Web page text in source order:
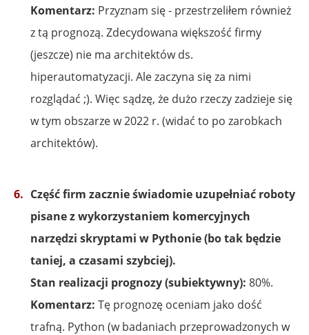
Komentarz: Przyznam się - przestrzeliłem również
z tą prognozą. Zdecydowana większość firmy
(jeszcze) nie ma architektów ds.
hiperautomatyzacji. Ale zaczyna się za nimi
rozglądać ;). Więc sądzę, że dużo rzeczy zadzieje się
w tym obszarze w 2022 r. (widać to po zarobkach
architektów).
Część firm zacznie świadomie uzupełniać roboty
pisane z wykorzystaniem komercyjnych
narzędzi skryptami w Pythonie (bo tak będzie
taniej, a czasami szybciej).
Stan realizacji prognozy (subiektywny): 80%.
Komentarz: Tę prognozę oceniam jako dość
trafną. Python (w badaniach przeprowadzonych w